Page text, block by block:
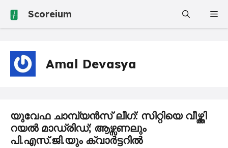
Scoreium
Amal Devasya
യുവേഫ ചാമ്പ്യൻസ് ലീഗ്: സിറ്റിയെ വീഴ്ത്തി
റയൽ മാഡ്രിഡ്‌; ആഴ്സണലും
പി.എസ്.ജി.യും ക്വാർട്ടറിൽ